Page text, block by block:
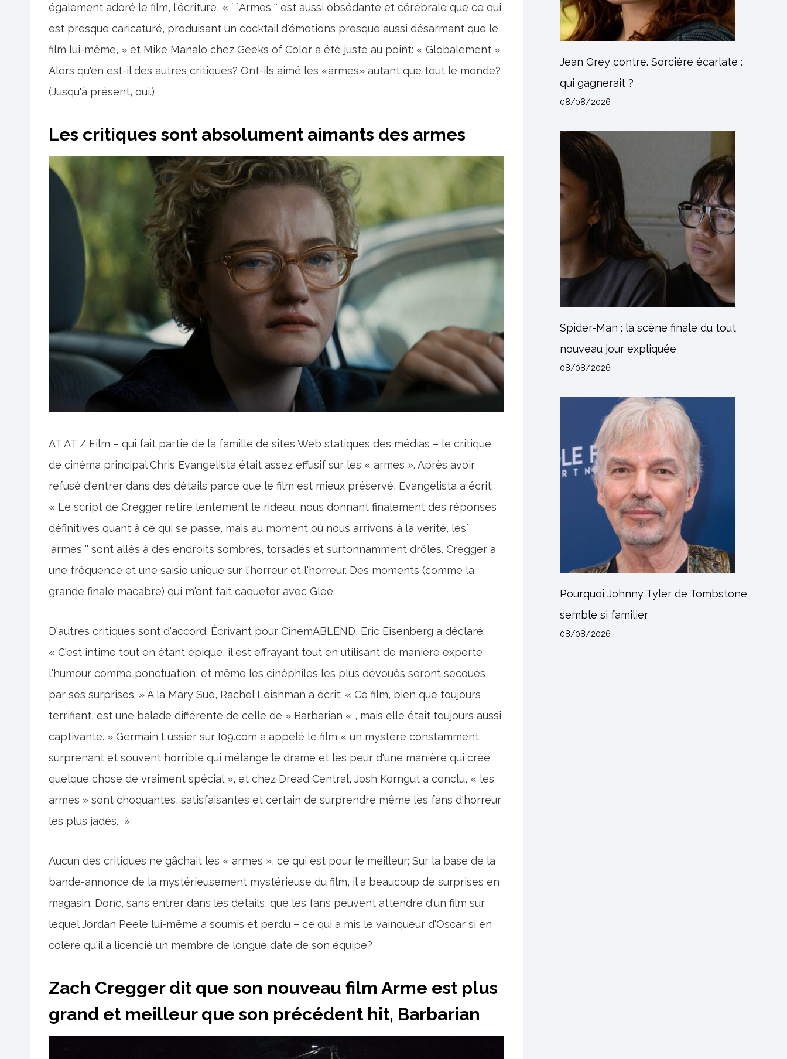
également adoré le film, l'écriture, « ` `Armes '' est aussi obsédante et cérébrale que ce qui
est presque caricaturé, produisant un cocktail d'émotions presque aussi désarmant que le
film lui-même, » et Mike Manalo chez Geeks of Color a été juste au point: « Globalement ».
Alors qu'en est-il des autres critiques? Ont-ils aimé les «armes» autant que tout le monde?
(Jusqu'à présent, oui.)
Les critiques sont absolument aimants des armes
AT AT / Film – qui fait partie de la famille de sites Web statiques des médias – le critique
de cinéma principal Chris Evangelista était assez effusif sur les « armes ». Après avoir
refusé d'entrer dans des détails parce que le film est mieux préservé, Evangelista a écrit:
« Le script de Cregger retire lentement le rideau, nous donnant finalement des réponses
définitives quant à ce qui se passe, mais au moment où nous arrivons à la vérité, les`
`armes '' sont allés à des endroits sombres, torsadés et surtonnamment drôles. Cregger a
une fréquence et une saisie unique sur l'horreur et l'horreur. Des moments (comme la
grande finale macabre) qui m'ont fait caqueter avec Glee.
D'autres critiques sont d'accord. Écrivant pour CinemABLEND, Eric Eisenberg a déclaré:
« C'est intime tout en étant épique, il est effrayant tout en utilisant de manière experte
l'humour comme ponctuation, et même les cinéphiles les plus dévoués seront secoués
par ses surprises. » À la Mary Sue, Rachel Leishman a écrit: « Ce film, bien que toujours
terrifiant, est une balade différente de celle de » Barbarian « , mais elle était toujours aussi
captivante. » Germain Lussier sur I09.com a appelé le film « un mystère constamment
surprenant et souvent horrible qui mélange le drame et les peur d'une manière qui crée
quelque chose de vraiment spécial », et chez Dread Central, Josh Korngut a conclu, « les
armes » sont choquantes, satisfaisantes et certain de surprendre même les fans d'horreur
les plus jadés. »
Aucun des critiques ne gâchait les « armes », ce qui est pour le meilleur; Sur la base de la
bande-annonce de la mystérieusement mystérieuse du film, il a beaucoup de surprises en
magasin. Donc, sans entrer dans les détails, que les fans peuvent attendre d'un film sur
lequel Jordan Peele lui-même a soumis et perdu – ce qui a mis le vainqueur d'Oscar si en
colère qu'il a licencié un membre de longue date de son équipe?
Zach Cregger dit que son nouveau film Arme est plus
grand et meilleur que son précédent hit, Barbarian
Jean Grey contre. Sorcière écarlate :
qui gagnerait ?
08/08/2026
Spider-Man : la scène finale du tout
nouveau jour expliquée
08/08/2026
Pourquoi Johnny Tyler de Tombstone
semble si familier
08/08/2026